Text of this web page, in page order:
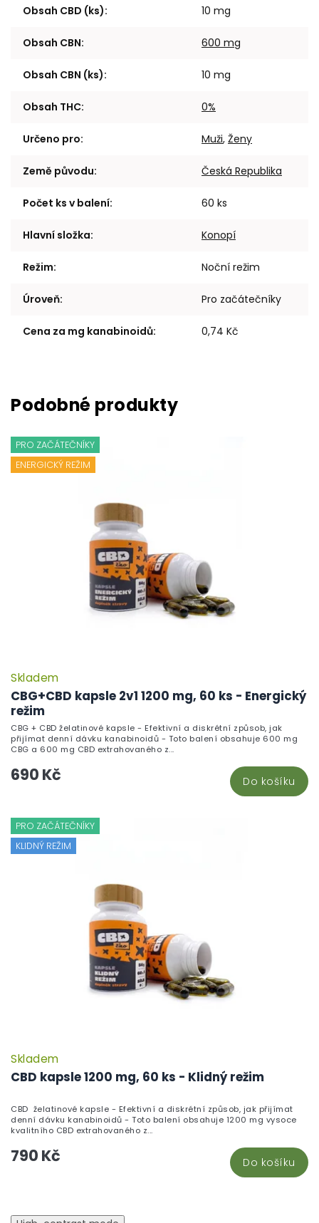
Obsah CBD (ks): 10 mg
Obsah CBN: 600 mg
Obsah CBN (ks): 10 mg
Obsah THC: 0%
Určeno pro: Muži, Ženy
Země původu: Česká Republika
Počet ks v balení: 60 ks
Hlavní složka: Konopí
Režim: Noční režim
Úroveň: Pro začátečníky
Cena za mg kanabinoidů: 0,74 Kč
PRO ZAČÁTEČNÍKY
ENERGICKÝ REŽIM
CBG+CBD kapsle 2v1 1200 mg, 60 ks - Energický
režim
Skladem
690 Kč Do košíku
CBG + CBD želatinové kapsle - Efektivní a diskrétní způsob, jak
přijímat denní dávku kanabinoidů - Toto balení obsahuje 600 mg
CBG a 600 mg CBD extrahovaného z...
PRO ZAČÁTEČNÍKY
KLIDNÝ REŽIM
CBD kapsle 1200 mg, 60 ks - Klidný režim
Skladem
790 Kč Do košíku
CBD želatinové kapsle - Efektivní a diskrétní způsob, jak přijímat
denní dávku kanabinoidů - Toto balení obsahuje 1200 mg vysoce
kvalitního CBD extrahovaného z...